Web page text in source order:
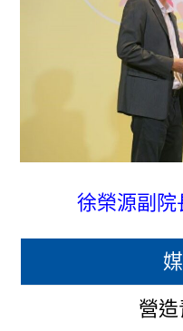
徐榮源副院
營